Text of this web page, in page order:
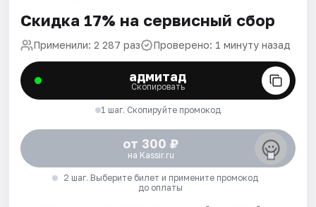
Скидка 17% на сервисный сбор
Применили: 2 287 раз Проверено: 1 минуту назад
адмитад
Скопировать
1 шаг. Скопируйте промокод
от 300 ₽
на Kassir.ru
2 шаг. Выберите билет и примените промокод
до оплаты